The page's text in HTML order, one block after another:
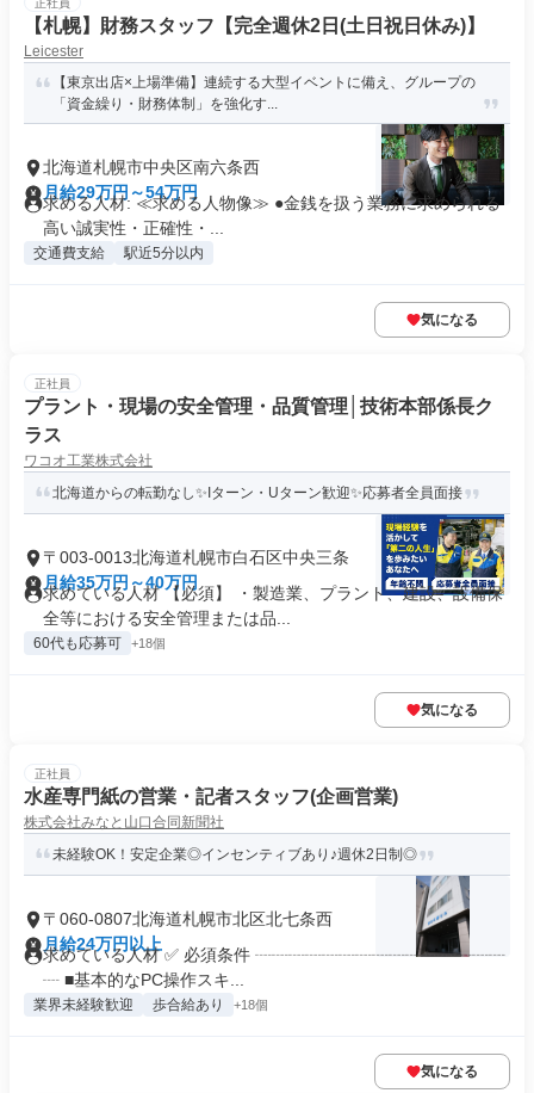
正社員
【札幌】財務スタッフ【完全週休2日(土日祝日休み)】
Leicester
【東京出店×上場準備】連続する大型イベントに備え、グループの
「資金繰り・財務体制」を強化す...
北海道札幌市中央区南六条西
月給29万円～54万円
求める人材: ≪求める人物像≫ ●金銭を扱う業務に求められる
高い誠実性・正確性・...
交通費支給 駅近5分以内
気になる
正社員
プラント・現場の安全管理・品質管理│技術本部係長ク
ラス
ワコオ工業株式会社
北海道からの転勤なし✨Iターン・Uターン歓迎✨応募者全員面接
〒003-0013北海道札幌市白石区中央三条
月給35万円～40万円
求めている人材 【必須】 ・製造業、プラント、建設、設備保
全等における安全管理または品...
60代も応募可 +18個
気になる
正社員
水産専門紙の営業・記者スタッフ(企画営業)
株式会社みなと山口合同新聞社
未経験OK！安定企業◎インセンティブあり♪週休2日制◎
〒060-0807北海道札幌市北区北七条西
月給24万円以上
求めている人材 ✅ 必須条件 ┈┈┈┈┈┈┈┈┈┈┈┈┈┈┈
┈ ■基本的なPC操作スキ...
業界未経験歓迎 歩合給あり +18個
気になる